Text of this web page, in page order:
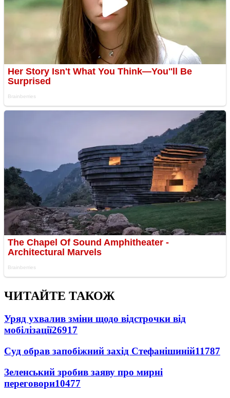
ЧИТАЙТЕ ТАКОЖ
Уряд ухвалив зміни щодо відстрочки від
мобілізації26917
Суд обрав запобіжний захід Стефанішиній11787
Зеленський зробив заяву про мирні
переговори10477